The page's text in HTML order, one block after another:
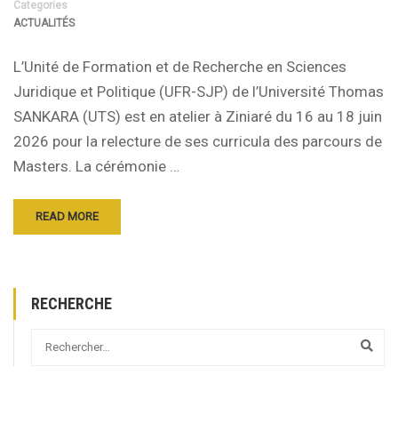
Categories
ACTUALITÉS
L’Unité de Formation et de Recherche en Sciences
Juridique et Politique (UFR-SJP) de l’Université Thomas
SANKARA (UTS) est en atelier à Ziniaré du 16 au 18 juin
2026 pour la relecture de ses curricula des parcours de
Masters. La cérémonie …
READ MORE
RECHERCHE